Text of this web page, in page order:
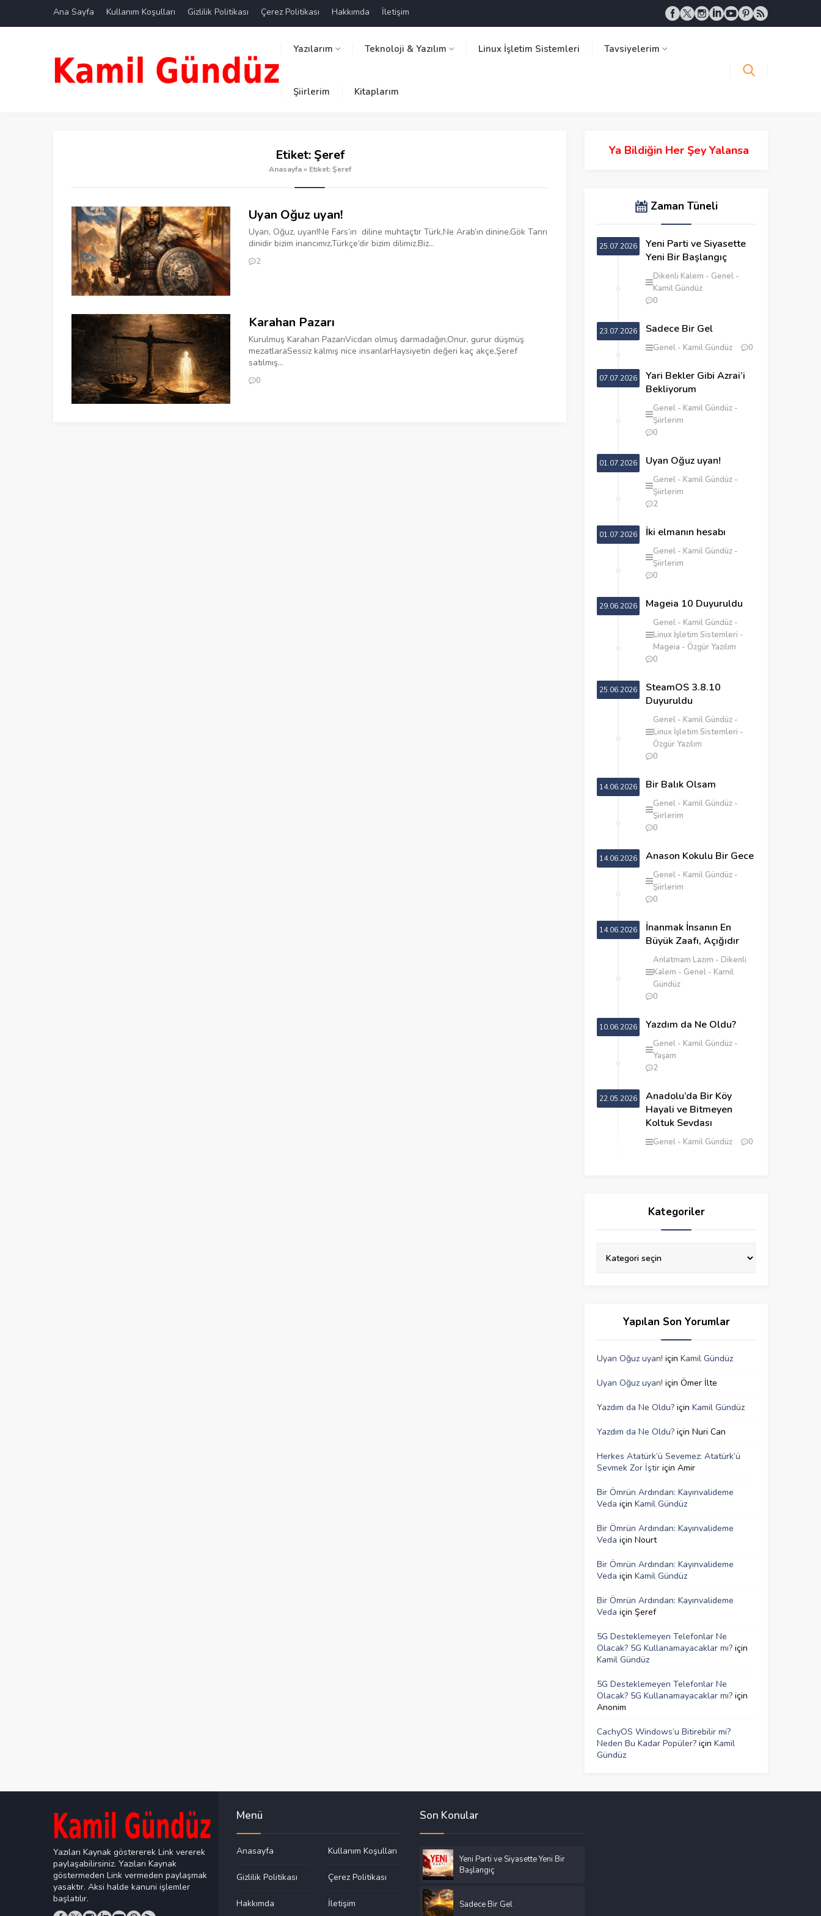
Ana Sayfa Kullanım Koşulları Gizlilik Politikası Çerez Politikası Hakkımda İletişim
Yazılarım Teknoloji & Yazılım Linux İşletim Sistemleri Tavsiyelerim
Şiirlerim Kitaplarım
Etiket: Şeref
Anasayfa » Etiket: Şeref
Uyan Oğuz uyan!
Uyan, Oğuz, uyan!‎Ne Fars’ın diline muhtaçtır Türk,‎Ne Arab’ın dinine.‎Gök Tanrı
dinidir bizim inancımız,‎‎Türkçe’dir bizim dilimiz.‎Biz...
2
Karahan Pazarı
Kurulmuş Karahan Pazarı‎Vicdan olmuş darmadağın,‎Onur, gurur düşmüş
mezatlara‎Sessiz kalmış nice insanlar‎‎Haysiyetin değeri kaç akçe,‎Şeref
satılmış...
0
Ya Bildiğin Her Şey Yalansa
Zaman Tüneli
25.07.2026
Yeni Parti ve Siyasette
Yeni Bir Başlangıç
Dikenli Kalem
Genel
Kamil Gündüz
0
23.07.2026 Sadece Bir Gel
Genel Kamil Gündüz 0
07.07.2026
Yari Bekler Gibi Azrai’i
Bekliyorum
Genel
Kamil Gündüz
Şiirlerim
0
01.07.2026 Uyan Oğuz uyan!
Genel
Kamil Gündüz
Şiirlerim
2
01.07.2026 İki elmanın hesabı
Genel
Kamil Gündüz
Şiirlerim
0
29.06.2026 Mageia 10 Duyuruldu
Genel
Kamil Gündüz
Linux İşletim Sistemleri
Mageia
Özgür Yazılım
0
25.06.2026
SteamOS 3.8.10
Duyuruldu
Genel
Kamil Gündüz
Linux İşletim Sistemleri
Özgür Yazılım
0
14.06.2026 ‎Bir Balık Olsam
Genel
Kamil Gündüz
Şiirlerim
0
14.06.2026 Anason Kokulu Bir Gece
Genel
Kamil Gündüz
Şiirlerim
0
14.06.2026
İnanmak İnsanın En
Büyük Zaafı, Açığıdır
Anlatmam Lazım
Dikenli
Kalem
Genel
Kamil
Gündüz
0
10.06.2026 Yazdım da Ne Oldu?
Genel
Kamil Gündüz
Yaşam
2
22.05.2026
Anadolu’da Bir Köy
Hayali ve Bitmeyen
Koltuk Sevdası
Genel Kamil Gündüz 0
Kategoriler
Yapılan Son Yorumlar
Uyan Oğuz uyan! için Kamil Gündüz
Uyan Oğuz uyan! için Ömer İlte
Yazdım da Ne Oldu? için Kamil Gündüz
Yazdım da Ne Oldu? için Nuri Can
Herkes Atatürk’ü Sevemez: Atatürk’ü
Sevmek Zor İştir için Amir
Bir Ömrün Ardından: Kayınvalideme
Veda için Kamil Gündüz
Bir Ömrün Ardından: Kayınvalideme
Veda için Nourt
Bir Ömrün Ardından: Kayınvalideme
Veda için Kamil Gündüz
Bir Ömrün Ardından: Kayınvalideme
Veda için Şeref
5G Desteklemeyen Telefonlar Ne
Olacak? 5G Kullanamayacaklar mı? için
Kamil Gündüz
5G Desteklemeyen Telefonlar Ne
Olacak? 5G Kullanamayacaklar mı? için
Anonim
CachyOS Windows’u Bitirebilir mi?
Neden Bu Kadar Popüler? için Kamil
Gündüz
Yazıları Kaynak göstererek Link vererek
paylaşabilirsiniz. Yazıları Kaynak
göstermeden Link vermeden paylaşmak
yasaktır. Aksi halde kanuni işlemler
başlatılır.
Menü
Anasayfa Kullanım Koşulları
Gizlilik Politikası Çerez Politikası
Hakkımda İletişim
Son Konular
Yeni Parti ve Siyasette Yeni Bir
Başlangıç
Sadece Bir Gel